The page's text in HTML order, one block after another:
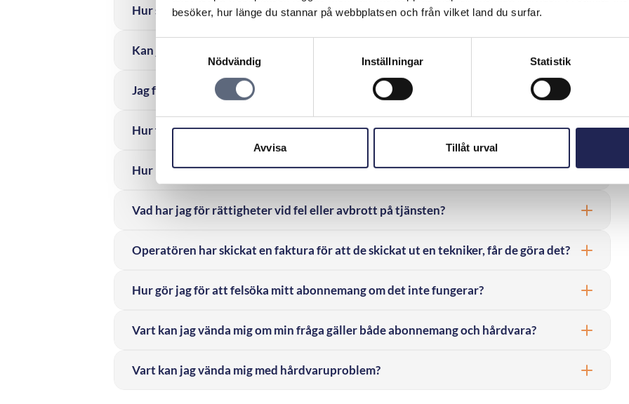
besöker, hur länge du stannar på webbplatsen och från vilket land du surfar.
Nödvändig
Inställningar Statistik
Avvisa Tillåt urval
Hur ska jag klaga?
Kan jag häva avtalet på grund av ändringar i kanalutbudet?
Jag får inte in TV4 via min antenn längre?
Hur felsöker jag en tjänst eller hårdvara?
Hur lång tid får det ta innan felet avhjälps?
Vad har jag för rättigheter vid fel eller avbrott på tjänsten?
Operatören har skickat en faktura för att de skickat ut en tekniker, får de göra det?
Hur gör jag för att felsöka mitt abonnemang om det inte fungerar?
Vart kan jag vända mig om min fråga gäller både abonnemang och hårdvara?
Vart kan jag vända mig med hårdvaruproblem?